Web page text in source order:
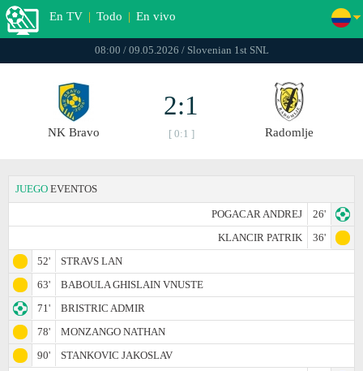
En TV | Todo | En vivo
08:00 / 09.05.2026 / Slovenian 1st SNL
NK Bravo
2:1
[ 0:1 ] Radomlje
JUEGO EVENTOS
POGACAR ANDREJ
26'
KLANCIR PATRIK
36'
52'
STRAVS LAN
63'
BABOULA GHISLAIN VNUSTE
71'
BRISTRIC ADMIR
78'
MONZANGO NATHAN
90'
STANKOVIC JAKOSLAV